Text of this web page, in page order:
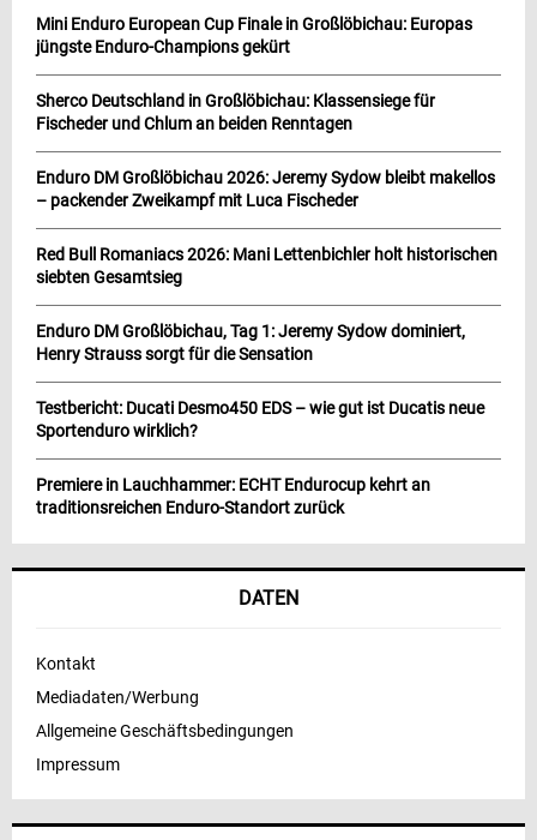
Mini Enduro European Cup Finale in Großlöbichau: Europas
jüngste Enduro-Champions gekürt
Sherco Deutschland in Großlöbichau: Klassensiege für
Fischeder und Chlum an beiden Renntagen
Enduro DM Großlöbichau 2026: Jeremy Sydow bleibt makellos
– packender Zweikampf mit Luca Fischeder
Red Bull Romaniacs 2026: Mani Lettenbichler holt historischen
siebten Gesamtsieg
Enduro DM Großlöbichau, Tag 1: Jeremy Sydow dominiert,
Henry Strauss sorgt für die Sensation
Testbericht: Ducati Desmo450 EDS – wie gut ist Ducatis neue
Sportenduro wirklich?
Premiere in Lauchhammer: ECHT Endurocup kehrt an
traditionsreichen Enduro-Standort zurück
DATEN
Kontakt
Mediadaten/Werbung
Allgemeine Geschäftsbedingungen
Impressum